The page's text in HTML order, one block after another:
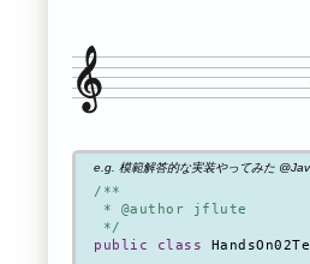
e.g. 模範解答的な実装やってみた
/**
* @author jflute
*/
public class